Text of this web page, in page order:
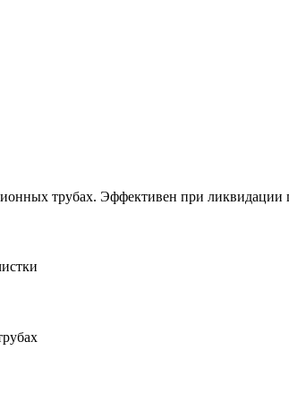
трубах. Эффективен при ликвидации